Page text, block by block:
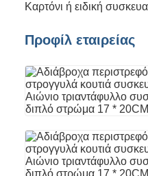
Καρτόνι ή ειδική
Προφίλ εταιρείας